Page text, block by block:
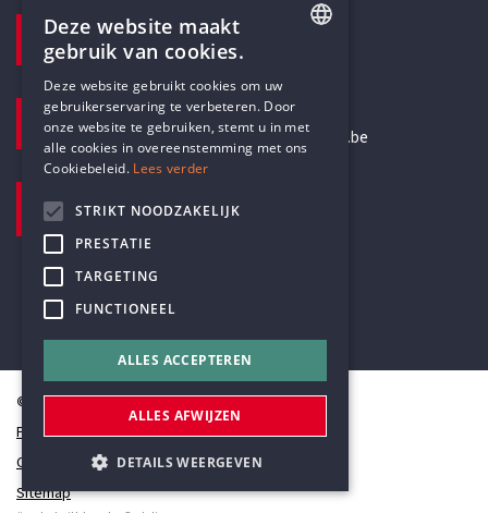
TELEFOON
+32 3 233 70 32
E-MAILADRES
secretariaat@humanistischverbond.be
Pottenbrug 4
Antwerpen, 2000
© Humanistisch Verbond 2026
Privacy
Cookiestatement
Sitemap
DUTCH
Deze website maakt
gebruik van cookies.
Deze website gebruikt cookies om uw
gebruikerservaring te verbeteren. Door
onze website te gebruiken, stemt u in met
alle cookies in overeenstemming met ons
Cookiebeleid. Lees verder
STRIKT NOODZAKELIJK
PRESTATIE
TARGETING
FUNCTIONEEL
ALLES ACCEPTEREN
ALLES AFWIJZEN
DETAILS WEERGEVEN